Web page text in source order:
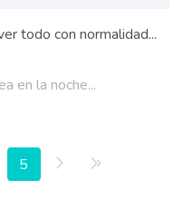
todo con normalidad...
en la noche...
5 Siguiente